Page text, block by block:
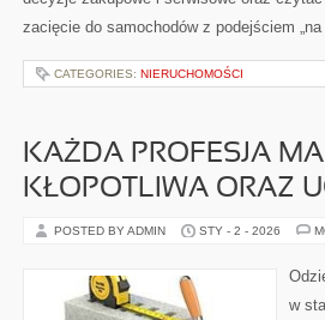
zacięcie do samochodów z podejściem
CATEGORIES: NIERUCHOMOŚCI
KAŻDA PROFESJA
KŁOPOTLIWA ORAZ
POSTED BY ADMIN STY - 2 - 2026
w